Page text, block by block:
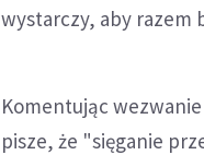
wystarczy, aby razem
Komentując
pisze, że "sięganie